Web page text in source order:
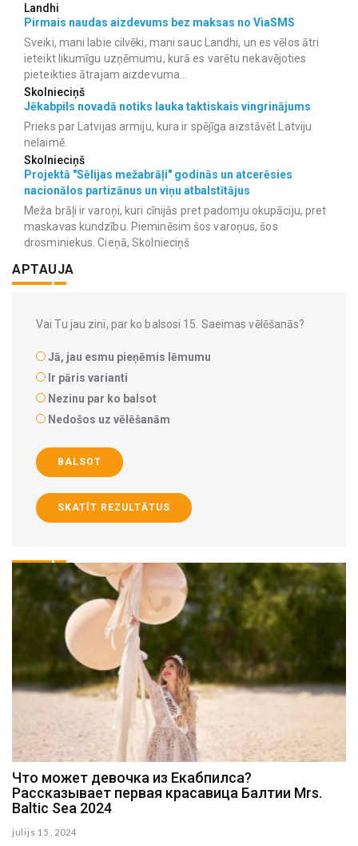
Landhi
Pirmais naudas aizdevums bez maksas no ViaSMS
Sveiki, mani labie cilvēki, mani sauc Landhi, un es vēlos ātri
ieteikt likumīgu uzņēmumu, kurā es varētu nekavējoties
pieteikties ātrajam aizdevuma...
Skolnieciņš
Jēkabpils novadā notiks lauka taktiskais vingrinājums
Prieks par Latvijas armiju, kura ir spējīga aizstāvēt Latviju
nelaimē.
Skolnieciņš
Projektā "Sēlijas mežabrāļi" godinās un atcerēsies
nacionālos partizānus un viņu atbalstītājus
Meža brāļi ir varoņi, kuri cīnijās pret padomju okupāciju, pret
maskavas kundzību. Pieminēsim šos varoņus, šos
drosminiekus. Cieņā, Skolnieciņš
APTAUJA
Vai Tu jau zini, par ko balsosi 15. Saeimas vēlēšanās?
Jā, jau esmu pieņēmis lēmumu
Ir pāris varianti
Nezinu par ko balsot
Nedošos uz vēlēšanām
BALSOT
SKATĪT REZULTĀTUS
Что может девочка из Екабпилса?
Рассказывает первая красавица Балтии Mrs.
Baltic Sea 2024
julijs 15 , 2024
Убивший год назад женщину Леон Русиньш пока
не найден, возможно, он мертв